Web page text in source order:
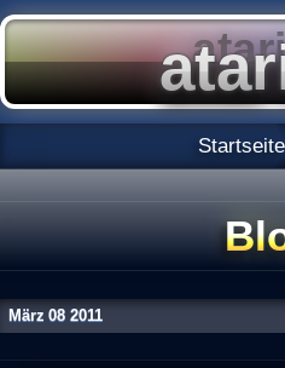
Startseite
März 08 2011